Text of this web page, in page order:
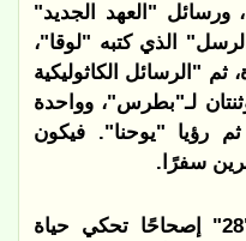
ورسائل "العهد الجديد"
الذي كتبه "لوقا"،
"الرسائل الكاثوليكية
لـ"بطرس"، وواحدة
رؤيا "يوحنا". فيكون
سفرًا.
1- يتكون "إنجيل متى" من "28" إصحاحًا تحكي حياة